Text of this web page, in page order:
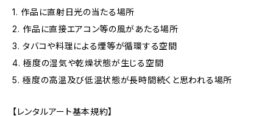
1. 作品に直射日光の当たる場所
2. 作品に直接エアコン等の風があたる場所
3. タバコや料理による煙等が循環する空間
4. 極度の湿気や乾燥状態が生じる空間
5. 極度の高温及び低温状態が長時間続くと思われる場所
【レンタルアート基本規約】